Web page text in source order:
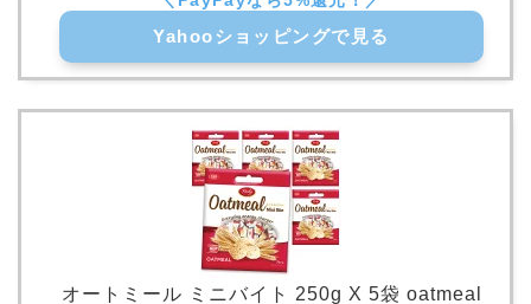
Yahooショッピングで見る
オートミール ミニバイト 250g X 5袋 oatmeal